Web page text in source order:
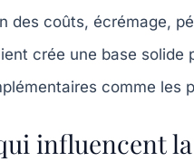
des coûts, écrémage,
crée une base solide
comme les
influencent